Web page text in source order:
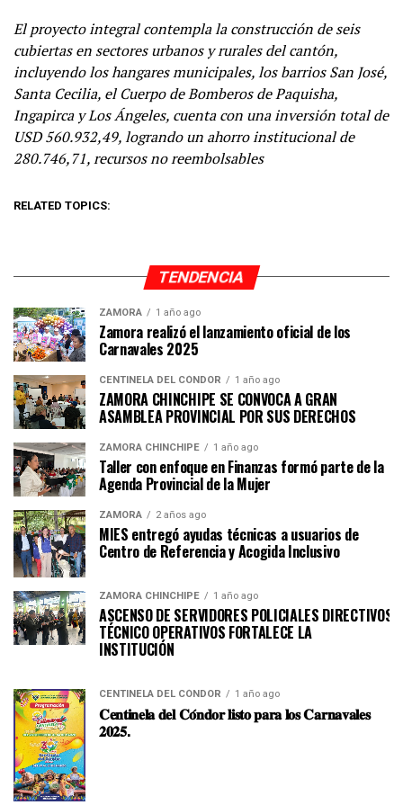
El proyecto integral contempla la construcción de seis
cubiertas en sectores urbanos y rurales del cantón,
incluyendo los hangares municipales, los barrios San José,
Santa Cecilia, el Cuerpo de Bomberos de Paquisha,
Ingapirca y Los Ángeles, cuenta con una inversión total de
USD 560.932,49, logrando un ahorro institucional de
280.746,71, recursos no reembolsables
RELATED TOPICS:
TENDENCIA
ZAMORA 1 año ago
Zamora realizó el lanzamiento oficial de los
Carnavales 2025
CENTINELA DEL CÓNDOR 1 año ago
ZAMORA CHINCHIPE SE CONVOCA A GRAN
ASAMBLEA PROVINCIAL POR SUS DERECHOS
ZAMORA CHINCHIPE 1 año ago
Taller con enfoque en Finanzas formó parte de la
Agenda Provincial de la Mujer
ZAMORA 2 años ago
MIES entregó ayudas técnicas a usuarios de
Centro de Referencia y Acogida Inclusivo
ZAMORA CHINCHIPE 1 año ago
ASCENSO DE SERVIDORES POLICIALES DIRECTIVOS Y
TÉCNICO OPERATIVOS FORTALECE LA
CENTINELA DEL CÓNDOR 1 año ago
𝐂𝐞𝐧𝐭𝐢𝐧𝐞𝐥𝐚 𝐝𝐞𝐥 𝐂𝐨́𝐧𝐝𝐨𝐫 𝐥𝐢𝐬𝐭𝐨 𝐩𝐚𝐫𝐚 𝐥𝐨𝐬 𝐂𝐚𝐫𝐧𝐚𝐯𝐚𝐥𝐞𝐬
𝟐𝟎𝟐𝟓.